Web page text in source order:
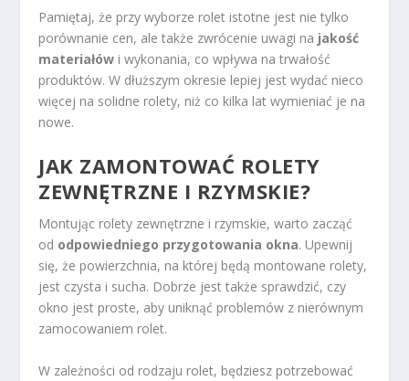
Pamiętaj, że przy wyborze rolet istotne jest nie tylko
porównanie cen, ale także zwrócenie uwagi na jakość
materiałów i wykonania, co wpływa na trwałość
produktów. W dłuższym okresie lepiej jest wydać nieco
więcej na solidne rolety, niż co kilka lat wymieniać je na
nowe.
JAK ZAMONTOWAĆ ROLETY
ZEWNĘTRZNE I RZYMSKIE?
Montując rolety zewnętrzne i rzymskie, warto zacząć
od odpowiedniego przygotowania okna. Upewnij
się, że powierzchnia, na której będą montowane rolety,
jest czysta i sucha. Dobrze jest także sprawdzić, czy
okno jest proste, aby uniknąć problemów z nierównym
zamocowaniem rolet.
W zależności od rodzaju rolet, będziesz potrzebować